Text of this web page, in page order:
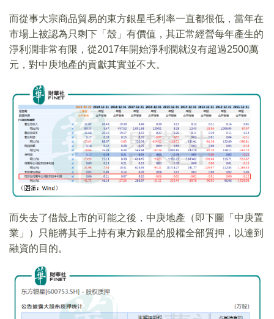
而從事大宗商品貿易的東方銀星毛利率一直都很低，當年在
市場上被認為只剩下「殼」有價值，其正常經營每年產生的
淨利潤非常有限，從2017年開始淨利潤就沒有超過2500萬
元，對中庚地產的貢獻其實並不大。
而失去了借殼上市的可能之後，中庚地產（即下圖「中庚置
業」）只能將其手上持有東方銀星的股權全部質押，以達到
融資的目的。